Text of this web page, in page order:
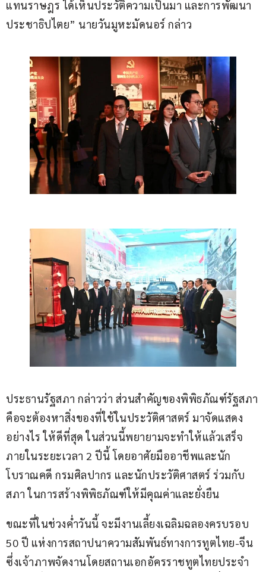
แทนราษฎร ได้เห็นประวัติความเป็นมา และการพัฒนา
ประชาธิปไตย” นายวันมูหะมัดนอร์ กล่าว
ประธานรัฐสภา กล่าวว่า ส่วนสำคัญของพิพิธภัณฑ์รัฐสภา
คือจะต้องหาสิ่งของที่ใช้ในประวัติศาสตร์ มาจัดแสดง
อย่างไร ให้ดีที่สุด ในส่วนนี้พยายามจะทำให้แล้วเสร็จ
ภายในระยะเวลา 2 ปีนี้ โดยอาศัยมืออาชีพและนัก
โบราณคดี กรมศิลปากร และนักประวัติศาสตร์ ร่วมกับ
สภา ในการสร้างพิพิธภัณฑ์ให้มีคุณค่าและยั่งยืน
ขณะที่ในช่วงค่ำวันนี้ จะมีงานเลี้ยงเฉลิมฉลองครบรอบ
50 ปี แห่งการสถาปนาความสัมพันธ์ทางการทูตไทย-จีน
ซึ่งเจ้าภาพจัดงานโดยสถานเอกอัครราชทูตไทยประจำ